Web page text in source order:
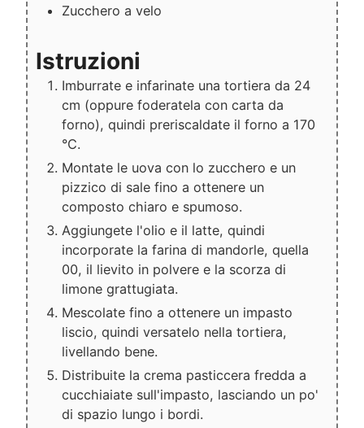
Zucchero a velo
Istruzioni
Imburrate e infarinate una tortiera da 24
cm (oppure foderatela con carta da
forno), quindi preriscaldate il forno a 170
°C.
Montate le uova con lo zucchero e un
pizzico di sale fino a ottenere un
composto chiaro e spumoso.
Aggiungete l'olio e il latte, quindi
incorporate la farina di mandorle, quella
00, il lievito in polvere e la scorza di
limone grattugiata.
Mescolate fino a ottenere un impasto
liscio, quindi versatelo nella tortiera,
livellando bene.
Distribuite la crema pasticcera fredda a
cucchiaiate sull'impasto, lasciando un po'
di spazio lungo i bordi.